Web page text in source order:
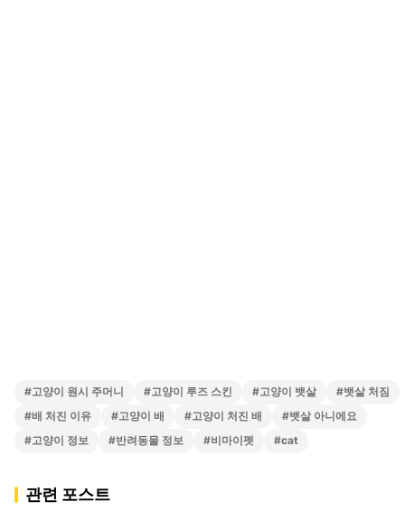
#고양이 원시 주머니 #고양이 루즈 스킨 #고양이 뱃살 #뱃살 처짐
#배 처진 이유 #고양이 배 #고양이 처진 배 #뱃살 아니에요
#고양이 정보 #반려동물 정보 #비마이펫 #cat
관련 포스트